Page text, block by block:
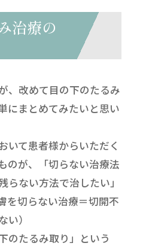
治療の
、改めて目の下のたるみ
にまとめてみたいと思い
いて患者様からいただく
のが、「切らない治療法
らない方法で治したい」
を切らない治療＝切開不
い）
のたるみ取り」という